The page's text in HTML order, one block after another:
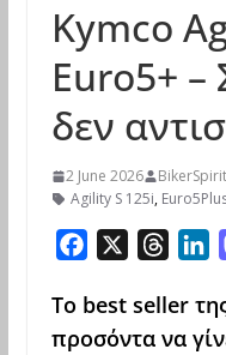
Kymco
Euro5+ –
δεν
2 June 2026
BikerSpirit
Agility S 125i,
c
e
r
e
n
k
To best seller
προσόντα να